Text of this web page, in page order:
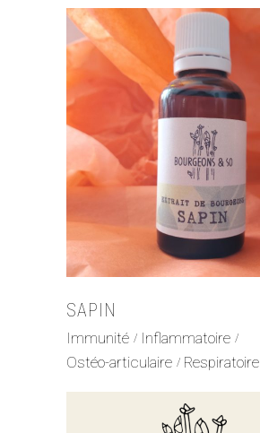
SAPIN
Immunité
Inflammatoire
Ostéo-articulaire
Respiratoire